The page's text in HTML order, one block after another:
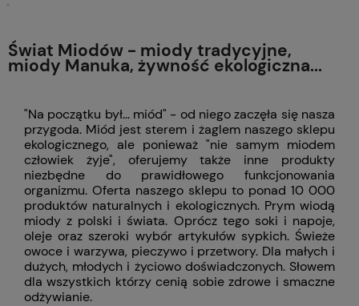
Świat Miodów - miody tradycyjne,
miody Manuka, żywność ekologiczna...
"Na początku był... miód" - od niego zaczęła się nasza
przygoda. Miód jest sterem i żaglem naszego sklepu
ekologicznego, ale ponieważ "nie samym miodem
człowiek żyje", oferujemy także inne produkty
niezbędne do prawidłowego funkcjonowania
organizmu. Oferta naszego sklepu to ponad 10 000
produktów naturalnych i ekologicznych. Prym wiodą
miody z polski i świata. Oprócz tego soki i napoje,
oleje oraz szeroki wybór artykułów sypkich. Świeże
owoce i warzywa, pieczywo i przetwory. Dla małych i
dużych, młodych i życiowo doświadczonych. Słowem
dla wszystkich którzy cenią sobie zdrowe i smaczne
odżywianie.